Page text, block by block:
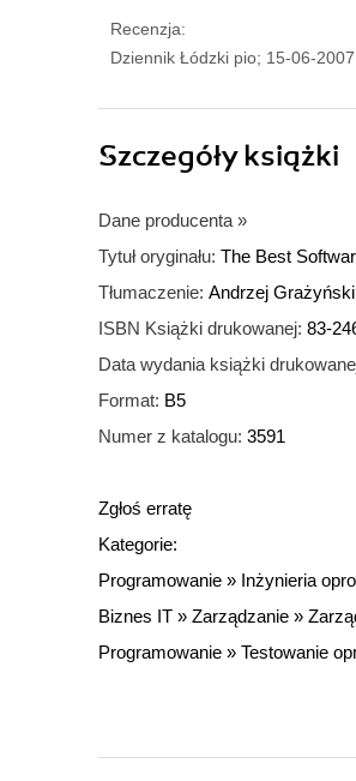
Recenzja:
Dziennik Łódzki pio; 15-06-2007
Szczegółyksiążki
Dane producenta »
Tytuł oryginału: The Best
Tłumaczenie: Andrzej Grażyński
ISBN Książki drukowanej: 83-
Data wydania książki
Format: B5
Numer z katalogu: 3591
Zgłoś erratę
Kategorie:
Programowanie » Inżynieria
Biznes IT » Zarządzanie »
Programowanie » Testowanie